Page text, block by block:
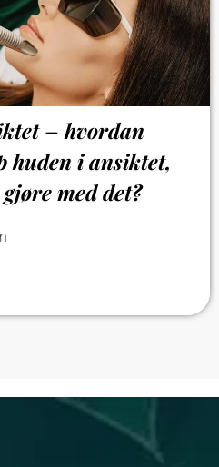
– hvordan
huden i ansiktet,
med det?